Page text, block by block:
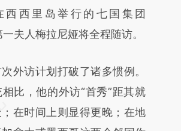
西西里岛举行的七国集团
夫人梅拉尼娅将全程随访。
访计划打破了诸多惯例。
比，他的外访“首秀”距其就
在时间上则显得更晚；在地